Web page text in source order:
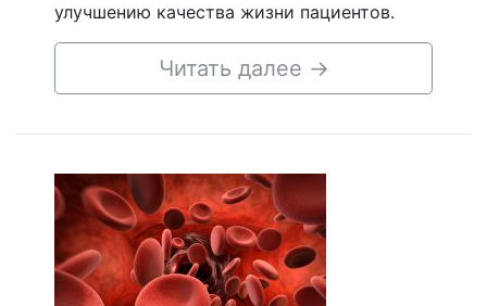
улучшению качества жизни пациентов.
Читать далее →